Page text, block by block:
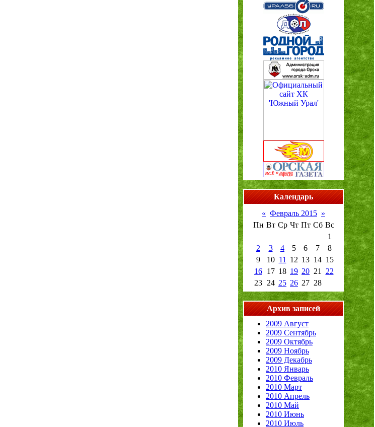
Календарь
« Февраль 2015 »
Пн Вт Ср Чт Пт Сб Вс
1
2
3 4 5 6 7
8
9
10 11 12 13 14 15
16 17 18 19 20 21
22
23 24 25 26 27 28
Архив записей
2009 Август
2009 Сентябрь
2009 Октябрь
2009 Ноябрь
2009 Декабрь
2010 Январь
2010 Февраль
2010 Март
2010 Апрель
2010 Май
2010 Июнь
2010 Июль